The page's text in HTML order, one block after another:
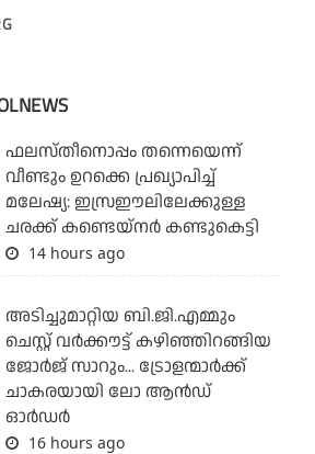
ഫലസ്തീനൊപ്പം തന്നെയെന്ന്
വീണ്ടും ഉറക്കെ പ്രഖ്യാപിച്ച്
മലേഷ്യ: ഇസ്രഈലിലേക്കുള്ള
ചരക്ക് കണ്ടെയ്‌നര്‍ കണ്ടുകെട്ടി
14 hours ago
അടിച്ചുമാറ്റിയ ബി.ജി.എമ്മും
ചെസ്റ്റ് വര്‍ക്കൗട്ട് കഴിഞ്ഞിറങ്ങിയ
ജോര്‍ജ് സാറും... ട്രോളന്മാര്‍ക്ക്
ചാകരയായി ലോ ആന്‍ഡ്
ഓര്‍ഡര്‍
16 hours ago